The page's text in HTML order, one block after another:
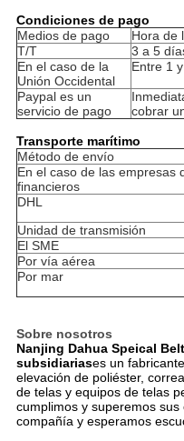
Condiciones de pago
Medios de pago
Hora de
T/T
3 a 5
En el caso de la
Unión Occidental
Entre 1
Paypal es un
servicio de pago
cobrar
Transporte marítimo
Método de envío
En el caso de las empresas
financieros
DHL
Unidad de transmisión
El SME
Por vía aérea
Por mar
Sobre nosotros
Nanjing Dahua Speical
subsidiariases un
elevación de poliéster,
de telas y equipos de telas
cumplimos y superemos
compañía y esperamos